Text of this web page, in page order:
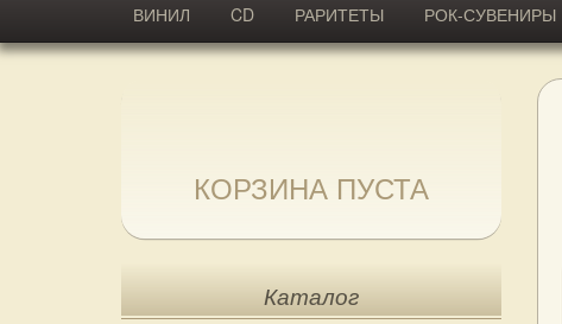
ВИНИЛ CD РАРИТЕТЫ РОК-СУВЕНИРЫ
АКСЕССУАРЫ
КОРЗИНА ПУСТА
Каталог